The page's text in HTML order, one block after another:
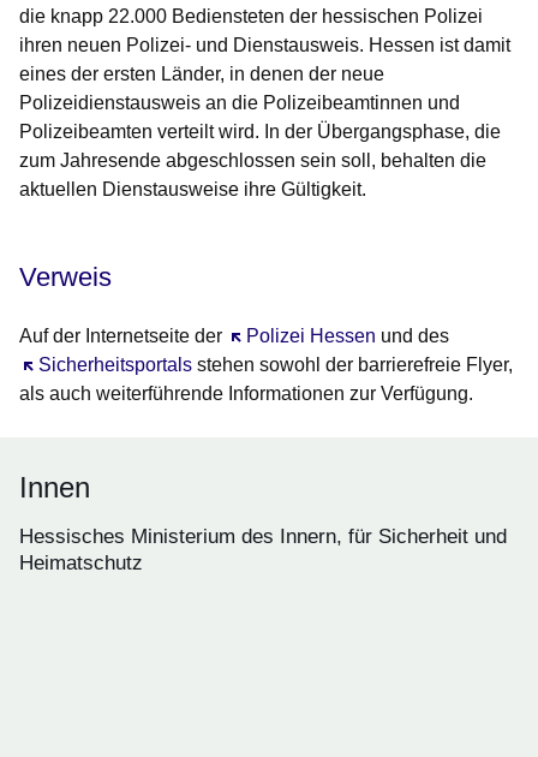
die knapp 22.000 Bediensteten der hessischen Polizei
ihren neuen Polizei- und Dienstausweis. Hessen ist damit
eines der ersten Länder, in denen der neue
Polizeidienstausweis an die Polizeibeamtinnen und
Polizeibeamten verteilt wird. In der Übergangsphase, die
zum Jahresende abgeschlossen sein soll, behalten die
aktuellen Dienstausweise ihre Gültigkeit.
Verweis
Auf der Internetseite der Polizei Hessen
Öffnet sich in einem neuen Fenster
und des
Sicherheitsportals
Öffnet sich in einem neuen Fensterstehen sowohl der barrierefreie Flyer,
als auch weiterführende Informationen zur Verfügung.
Innen
Hessisches Ministerium des Innern, für Sicherheit und
Heimatschutz